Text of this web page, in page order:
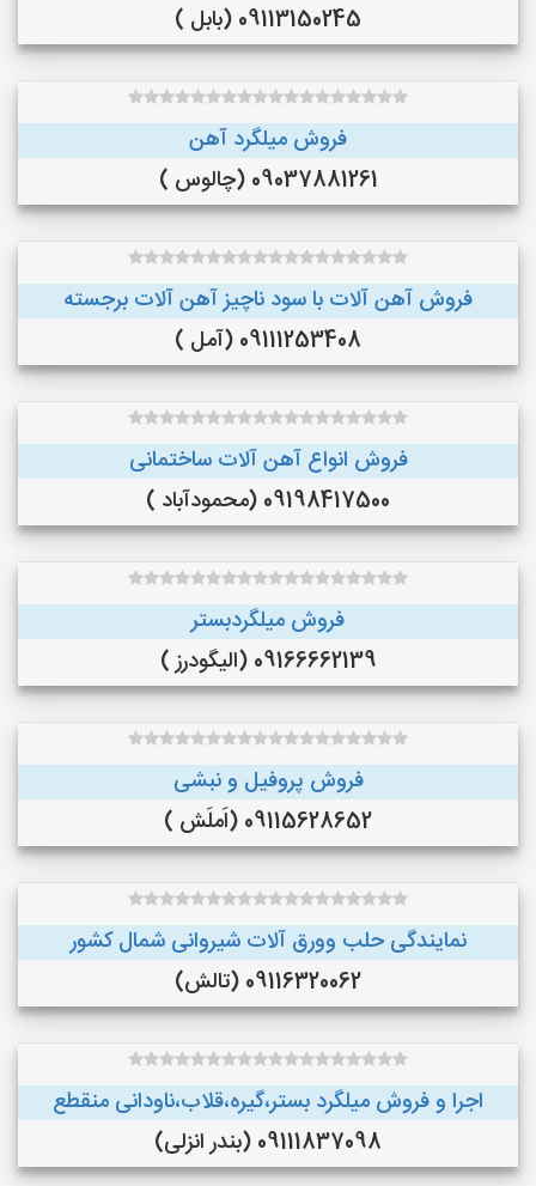
09113150245 (بابل )
فروش میلگرد آهن
09037881261 (چالوس )
فروش آهن آلات با سود ناچیز آهن آلات برجسته
09111253408 (آمل )
فروش انواع آهن آلات ساختمانی
09198417500 (محمودآباد )
فروش میلگردبستر
09166662139 (الیگودرز )
فروش پروفیل و نبشی
09115628652 (اَملَش )
نمایندگی حلب وورق آلات شیروانی شمال کشور
09116320062 (تالش)
اجرا و فروش میلگرد بستر،گیره،قلاب،ناودانی منقطع
09111837098 (بندر انزلی)